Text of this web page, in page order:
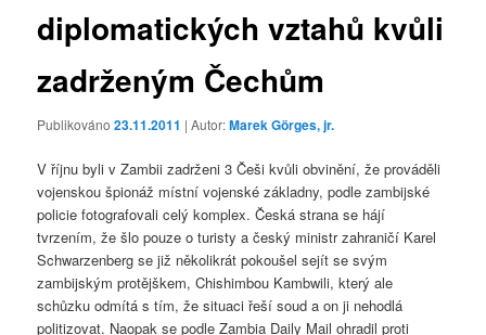
diplomatických vztahů kvůli
zadrženým Čechům
Publikováno23.11.2011 | Autor:Marek Görges, jr.
V říjnu byli v Zambii zadrženi 3 Češi kvůli obvinění, že prováděli
vojenskou špionáž místní vojenské základny, podle zambijské
policie fotografovali celý komplex. Česká strana se hájí
tvrzením, že šlo pouze o turisty a český ministr zahraničí Karel
Schwarzenberg se již několikrát pokoušel sejít se svým
zambijským protějškem, Chishimbou Kambwili, který ale
schůzku odmítá s tím, že situaci řeší soud a on ji nehodlá
politizovat. Naopak se podle Zambia Daily Mail ohradil proti